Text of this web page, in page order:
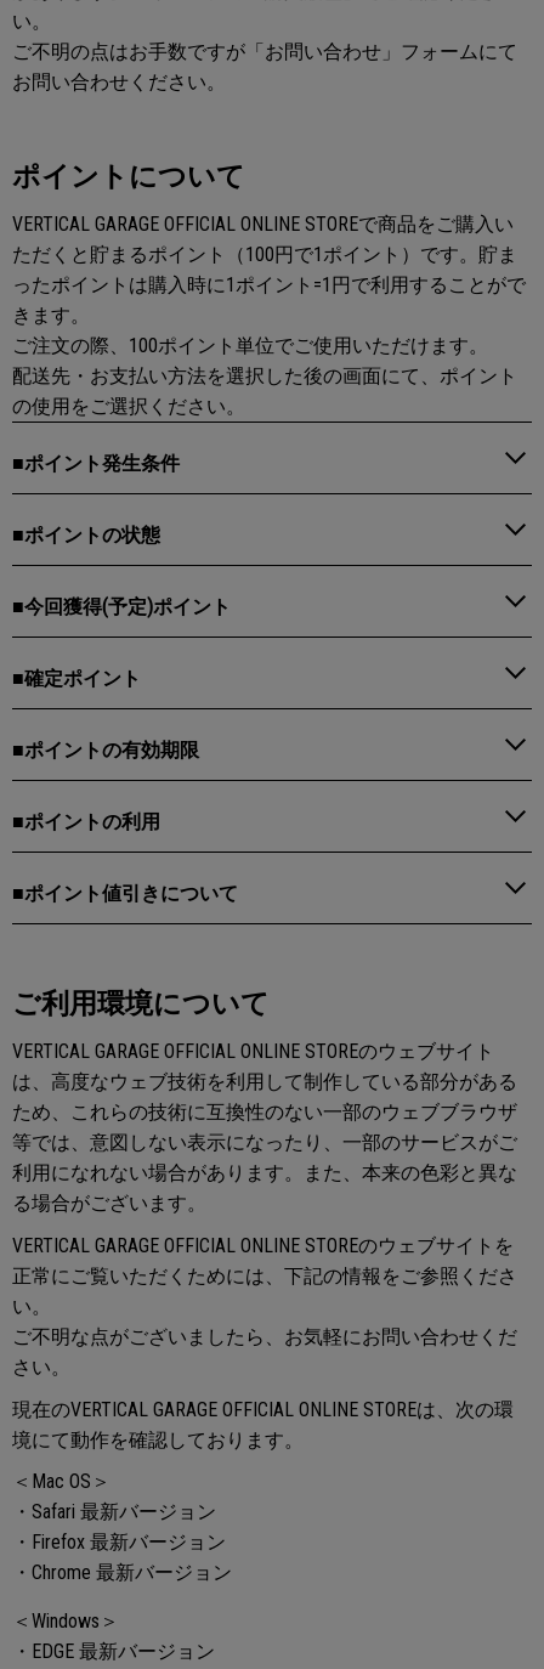
い。
ご不明の点はお手数ですが「お問い合わせ」フォームにて
お問い合わせください。
ポイントについて
VERTICAL GARAGE OFFICIAL ONLINE STOREで商品をご購入い
ただくと貯まるポイント（100円で1ポイント）です。貯ま
ったポイントは購入時に1ポイント=1円で利用することがで
きます。
ご注文の際、100ポイント単位でご使用いただけます。
配送先・お支払い方法を選択した後の画面にて、ポイント
の使用をご選択ください。
■ポイント発生条件
■ポイントの状態
■今回獲得(予定)ポイント
■確定ポイント
■ポイントの有効期限
■ポイントの利用
■ポイント値引きについて
ご利用環境について
VERTICAL GARAGE OFFICIAL ONLINE STOREのウェブサイト
は、高度なウェブ技術を利用して制作している部分がある
ため、これらの技術に互換性のない一部のウェブブラウザ
等では、意図しない表示になったり、一部のサービスがご
利用になれない場合があります。また、本来の色彩と異な
る場合がございます。
VERTICAL GARAGE OFFICIAL ONLINE STOREのウェブサイトを
正常にご覧いただくためには、下記の情報をご参照くださ
い。
ご不明な点がございましたら、お気軽にお問い合わせくだ
さい。
現在のVERTICAL GARAGE OFFICIAL ONLINE STOREは、次の環
境にて動作を確認しております。
＜Mac OS＞
・Safari 最新バージョン
・Firefox 最新バージョン
・Chrome 最新バージョン
＜Windows＞
・EDGE 最新バージョン